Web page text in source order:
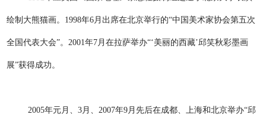
绘制大熊猫画。1998年6月出席在北京举行的“中国美术家协会第五次
全国代表大会”。2001年7月在拉萨举办“‘美丽的西藏’邱笑秋彩墨画
展”获得成功。
2005年元月、3月、2007年9月先后在成都、上海和北京举办“邱